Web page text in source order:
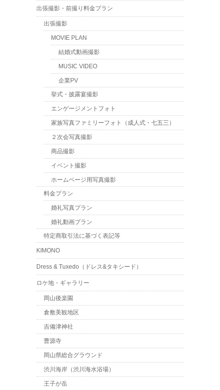
出張撮影・前撮り料金プラン
出張撮影
MOVIE PLAN
結婚式動画撮影
MUSIC VIDEO
企業PV
挙式・披露宴撮影
エンゲージメントフォト
家族写真ファミリーフォト（成人式・七五三）
２次会写真撮影
商品撮影
イベント撮影
ホームページ用写真撮影
料金プラン
婚礼写真プラン
婚礼動画プラン
特定商取引法に基づく表記等
KIMONO
Dress & Tuxedo（ドレス&タキシード）
ロケ地・ギャラリー
岡山後楽園
倉敷美観地区
吉備津神社
曹源寺
岡山県総合グラウンド
渋川海岸（渋川海水浴場）
王子が岳